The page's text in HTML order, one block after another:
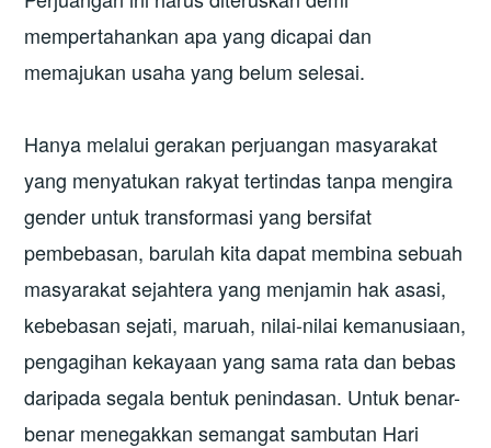
mempertahankan apa yang dicapai dan
memajukan usaha yang belum selesai.
Hanya melalui gerakan perjuangan masyarakat
yang menyatukan rakyat tertindas tanpa mengira
gender untuk transformasi yang bersifat
pembebasan, barulah kita dapat membina sebuah
masyarakat sejahtera yang menjamin hak asasi,
kebebasan sejati, maruah, nilai-nilai kemanusiaan,
pengagihan kekayaan yang sama rata dan bebas
daripada segala bentuk penindasan. Untuk benar-
benar menegakkan semangat sambutan Hari